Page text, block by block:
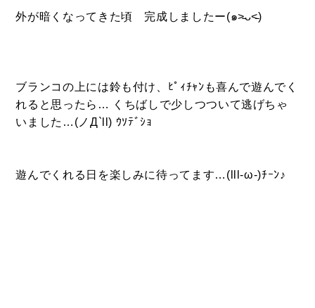
外が暗くなってきた頃 完成しましたー(๑˃̵ᴗ˂̵)
ブランコの上には鈴も付け、ﾋﾟｨﾁｬﾝも喜んで遊んでく
れると思ったら… くちばしで少しつついて逃げちゃ
いました…(ノД`ll) ｳｿﾃﾞｼｮ
遊んでくれる日を楽しみに待ってます…(lll-ω-)ﾁｰﾝ♪